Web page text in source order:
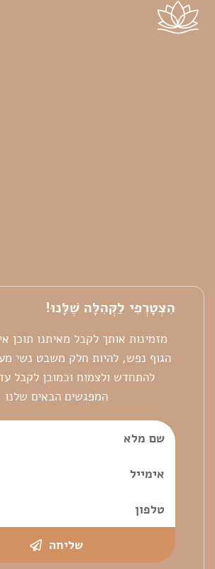
הִצְטָרְפִי לַקְּהִלָּה שֶׁלָּנוּ!
מזמינות אותך לקבל מאיתנו תוכן
הגוף נפש, להיות חלק משבט נשי
להתחדש ולצמוח וכמובן לקבל
המפגשים הבאים שלנו
שליחה